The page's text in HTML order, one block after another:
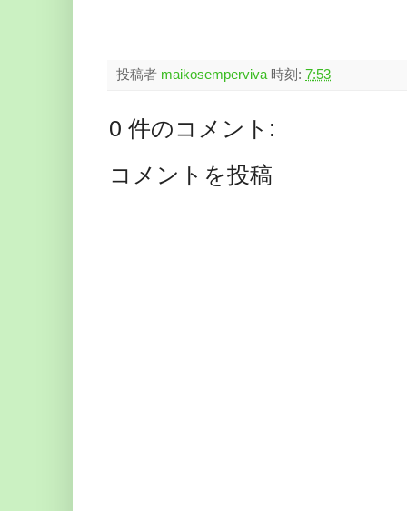
投稿者 maikosemperviva 時刻: 7:53
0 件のコメント:
コメントを投稿